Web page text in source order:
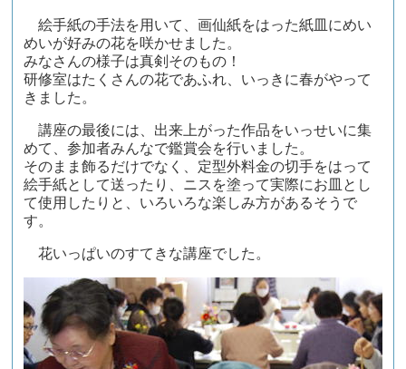
絵手紙の手法を用いて、画仙紙をはった紙皿にめい
めいが好みの花を咲かせました。
みなさんの様子は真剣そのもの！
研修室はたくさんの花であふれ、いっきに春がやって
きました。
講座の最後には、出来上がった作品をいっせいに集
めて、参加者みんなで鑑賞会を行いました。
そのまま飾るだけでなく、定型外料金の切手をはって
絵手紙として送ったり、ニスを塗って実際にお皿とし
て使用したりと、いろいろな楽しみ方があるそうで
す。
花いっぱいのすてきな講座でした。